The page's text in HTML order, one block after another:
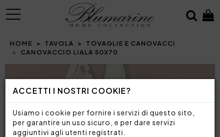
ACCETTI I NOSTRI COOKIE?
Usiamo i cookie per fornire i servizi di questo sito,
per garantire un uso sicuro, e per dare servizi
aggiuntivi agli utenti registrati.
MENU
HOME TAVOLA
TOVAGLIE E CANOVACCI
CANOVACCIO LIALA 50X70
Prev